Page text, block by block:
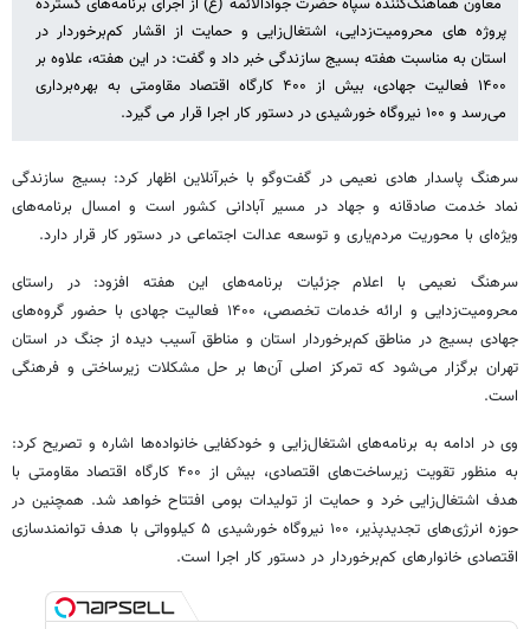
معاون هماهنگ‌کننده سپاه حضرت جوادالائمه (ع) از اجرای برنامه‌های گسترده
پروژه های محرومیت‌زدایی، اشتغال‌زایی و حمایت از اقشار کم‌برخوردار در
استان به مناسبت هفته بسیج سازندگی خبر داد و گفت: در این هفته، علاوه بر
۱۴۰۰ فعالیت جهادی، بیش از ۴۰۰ کارگاه اقتصاد مقاومتی به بهره‌برداری
می‌رسد و ۱۰۰ نیروگاه خورشیدی در دستور کار اجرا قرار می گیرد.
سرهنگ پاسدار هادی نعیمی در گفت‌وگو با خبرآنلاین اظهار کرد: بسیج سازندگی
نماد خدمت صادقانه و جهاد در مسیر آبادانی کشور است و امسال برنامه‌های
ویژه‌ای با محوریت مردم‌یاری و توسعه عدالت اجتماعی در دستور کار قرار دارد.
سرهنگ نعیمی با اعلام جزئیات برنامه‌های این هفته افزود: در راستای
محرومیت‌زدایی و ارائه خدمات تخصصی، ۱۴۰۰ فعالیت جهادی با حضور گروه‌های
جهادی بسیج در مناطق کم‌برخوردار استان و مناطق آسیب دیده از جنگ در استان
تهران برگزار می‌شود که تمرکز اصلی آن‌ها بر حل مشکلات زیرساختی و فرهنگی
است.
وی در ادامه به برنامه‌های اشتغال‌زایی و خودکفایی خانواده‌ها اشاره و تصریح کرد:
به منظور تقویت زیرساخت‌های اقتصادی، بیش از ۴۰۰ کارگاه اقتصاد مقاومتی با
هدف اشتغال‌زایی خرد و حمایت از تولیدات بومی افتتاح خواهد شد. همچنین در
حوزه انرژی‌های تجدیدپذیر، ۱۰۰ نیروگاه خورشیدی ۵ کیلوواتی با هدف توانمندسازی
اقتصادی خانوارهای کم‌برخوردار در دستور کار اجرا است.